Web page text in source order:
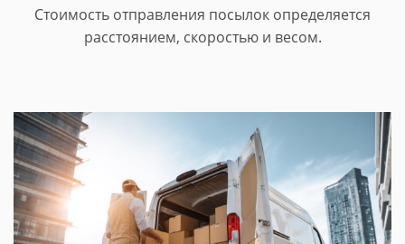
Стоимость отправления посылок определяется
расстоянием, скоростью и весом.